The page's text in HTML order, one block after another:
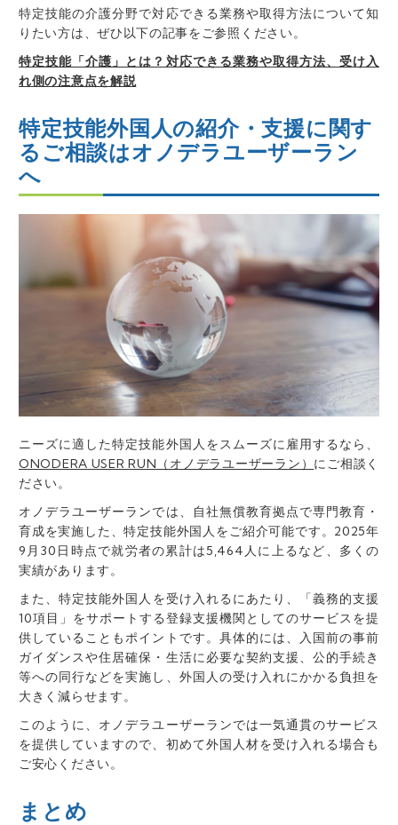
特定技能の介護分野で対応できる業務や取得方法について知
りたい方は、ぜひ以下の記事をご参照ください。
特定技能「介護」とは？対応できる業務や取得方法、受け入
れ側の注意点を解説
特定技能外国人の紹介・支援に関す
るご相談はオノデラユーザーラン
へ
ニーズに適した特定技能外国人をスムーズに雇用するなら、
ONODERA USER RUN（オノデラユーザーラン） にご相談く
ださい。
オノデラユーザーランでは、自社無償教育拠点で専門教育・
育成を実施した、特定技能外国人をご紹介可能です。2025年
9月30日時点で就労者の累計は5,464人に上るなど、多くの
実績があります。
また、特定技能外国人を受け入れるにあたり、「義務的支援
10項目」をサポートする登録支援機関 としてのサービスを提
供していることもポイントです。具体的には、入国前の事前
ガイダンスや住居確保・生活に必要な契約支援、公的手続き
等への同行などを実施し、外国人の受け入れにかかる負担を
大きく減らせます。
このように、オノデラユーザーランでは一気通貫のサービス
を提供していますので、初めて外国人材を受け入れる場合も
ご安心ください。
まとめ